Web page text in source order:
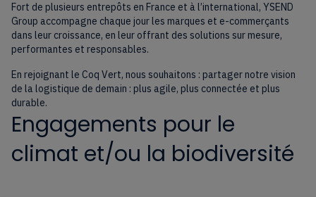
Fort de plusieurs entrepôts en France et à l’international, YSEND
Group accompagne chaque jour les marques et e-commerçants
dans leur croissance, en leur offrant des solutions sur mesure,
performantes et responsables.
En rejoignant le Coq Vert, nous souhaitons : partager notre vision
de la logistique de demain : plus agile, plus connectée et plus
durable.
Engagements pour le
climat et/ou la biodiversité